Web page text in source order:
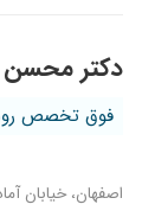
دکتر
فوق تخصص
اصفهان، خیابان